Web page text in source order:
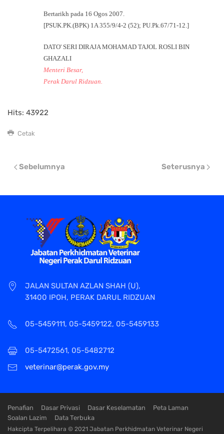
Bertarikh pada 16 Ogos 2007.
[PSUK.PK.(BPK) 1A 355/9/4-2 (52); PU.Pk.67/71-12.]
DATO' SERI DIRAJA MOHAMAD TAJOL ROSLI BIN
GHAZALI
Menteri Besar,
Perak Darul Ridzuan.
Hits: 43922
Cetak
Sebelumnya Seterusnya
JALAN SULTAN AZLAN SHAH (U),
31400 IPOH, PERAK DARUL RIDZUAN
05-5459111, 05-5459122, 05-5459133
05-5472561, 05-5482712
veterinar@perak.gov.my
Penafian Dasar Privasi Dasar Keselamatan
Peta Laman
Soalan Lazim
Data Terbuka
Hakcipta Terpelihara © 2021 Jabatan Perkhidmatan Veterinar Negeri